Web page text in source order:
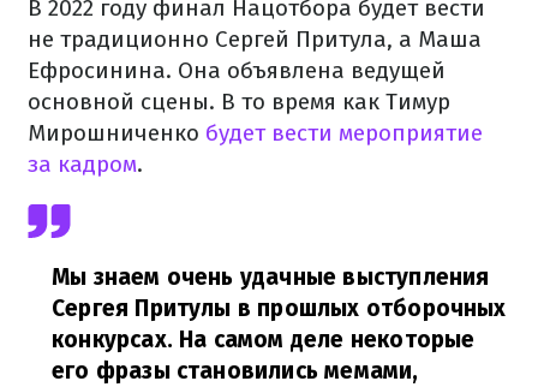
В 2022 году финал Нацотбора будет вести
не традиционно Сергей Притула, а Маша
Ефросинина. Она объявлена ​​ведущей
основной сцены. В то время как Тимур
Мирошниченко будет вести мероприятие
за кадром.
Мы знаем очень удачные выступления
Сергея Притулы в прошлых отборочных
конкурсах. На самом деле некоторые
его фразы становились мемами,